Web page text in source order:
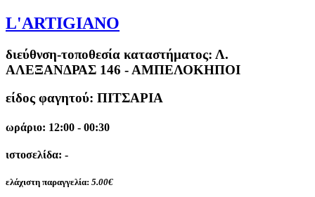
L'ARTIGIANO
διεύθνση-τοποθεσία καταστήματος: Λ.
ΑΛΕΞΑΝΔΡΑΣ 146 - ΑΜΠΕΛΟΚΗΠΟΙ
είδος φαγητού: ΠΙΤΣΑΡΙΑ
ωράριο: 12:00 - 00:30
ιστοσελίδα: -
ελάχιστη παραγγελία: 5.00€